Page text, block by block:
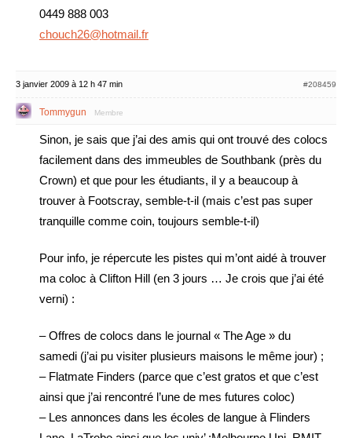
0449 888 003
chouch26@hotmail.fr
3 janvier 2009 à 12 h 47 min #208459
Tommygun Membre
Sinon, je sais que j’ai des amis qui ont trouvé des colocs
facilement dans des immeubles de Southbank (près du
Crown) et que pour les étudiants, il y a beaucoup à
trouver à Footscray, semble-t-il (mais c’est pas super
tranquille comme coin, toujours semble-t-il)
Pour info, je répercute les pistes qui m’ont aidé à trouver
ma coloc à Clifton Hill (en 3 jours … Je crois que j’ai été
verni) :
– Offres de colocs dans le journal « The Age » du
samedi (j’ai pu visiter plusieurs maisons le même jour) ;
– Flatmate Finders (parce que c’est gratos et que c’est
ainsi que j’ai rencontré l’une de mes futures coloc)
– Les annonces dans les écoles de langue à Flinders